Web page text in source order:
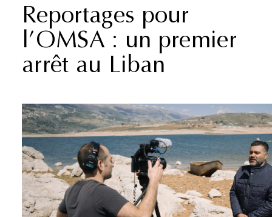
Reportages pour
l’OMSA : un premier
arrêt au Liban